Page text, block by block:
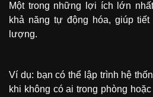
Một trong những lợi ích lớn
khả năng tự động hóa, giúp
lượng.
Ví dụ: bạn có thể lập trình hệ
khi không có ai trong phòng